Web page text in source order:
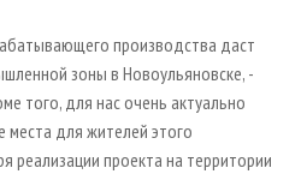
производства даст
зоны в Новоульяновске, -
того, для нас очень актуально
места для жителей этого
реализации проекта на территории